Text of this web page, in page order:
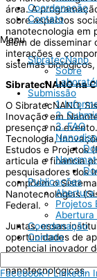
Coordenação
Contato
Menu
SibratecNano
Sobre
Submissão
1.
2.
3. FAQ
Publicações
Abertura
Projetos
Abertura
Coordenação
Contato
Facebook-f Linkedin
área. A
sobre aspectos
nanotecnologia em
além de disseminar
interações e
sistemas
SibratecNANO na
O SibratecNANO,
Inovação em
presença no
Tecnologia,
Estudos e Projetos
articula e financia
pesquisadores dos
compõem o
Nanotecnologias
Federal.
Juntas, essas
oportunidades de
potencial inovador
portes,
nanotecnológicas.